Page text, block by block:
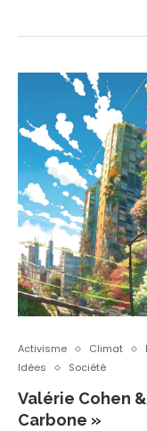
Activisme Climat
Idées
Société
Valérie Cohen
Carbone »